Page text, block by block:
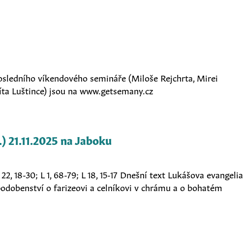
víkendového semináře (Miloše Rejchrta, Mirei
Luštince) jsou na www.getsemany.cz
na Jaboku
18-30; L 1, 68-79; L 18, 15-17 Dnešní text Lukášova evangelia
o farizeovi a celníkovi v chrámu a o bohatém